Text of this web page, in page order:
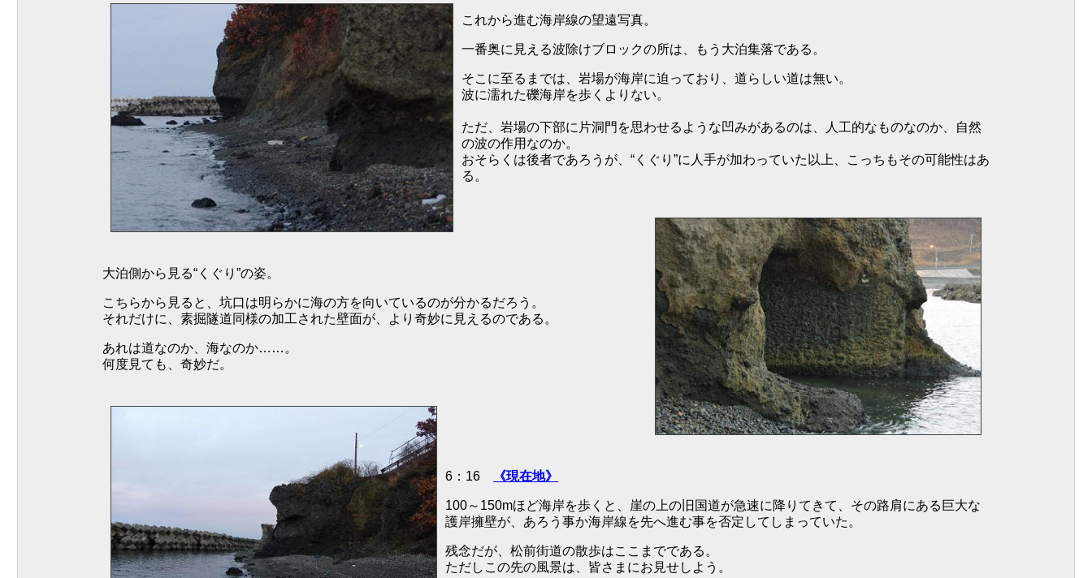
これから進む海岸線の望遠写真。
一番奥に見える波除けブロックの所は、もう大泊集落である。
そこに至るまでは、岩場が海岸に迫っており、道らしい道は無い。
波に濡れた礫海岸を歩くよりない。
ただ、岩場の下部に片洞門を思わせるような凹みがあるのは、人工的なものなのか、自然
の波の作用なのか。
おそらくは後者であろうが、“くぐり”に人手が加わっていた以上、こっちもその可能性はあ
る。
大泊側から見る“くぐり”の姿。
こちらから見ると、坑口は明らかに海の方を向いているのが分かるだろう。
それだけに、素掘隧道同様の加工された壁面が、より奇妙に見えるのである。
あれは道なのか、海なのか……。
何度見ても、奇妙だ。
6：16 《現在地》
100～150mほど海岸を歩くと、崖の上の旧国道が急速に降りてきて、その路肩にある巨大な
護岸擁壁が、あろう事か海岸線を先へ進む事を否定してしまっていた。
残念だが、松前街道の散歩はここまでである。
ただしこの先の風景は、皆さまにお見せしよう。